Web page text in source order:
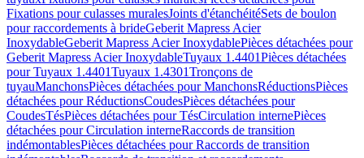
Fixations pour culasses muralesJoints d'étanchéitéSets de boulon
pour raccordements à brideGeberit Mapress Acier
InoxydableGeberit Mapress Acier InoxydablePièces détachées pour
Geberit Mapress Acier InoxydableTuyaux 1.4401Pièces détachées
pour Tuyaux 1.4401Tuyaux 1.4301Tronçons de
tuyauManchonsPièces détachées pour ManchonsRéductionsPièces
détachées pour RéductionsCoudesPièces détachées pour
CoudesTésPièces détachées pour TésCirculation internePièces
détachées pour Circulation interneRaccords de transition
indémontablesPièces détachées pour Raccords de transition